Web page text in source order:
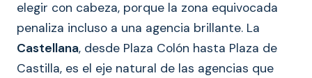
elegir con cabeza, porque la zona equivocada
penaliza incluso a una agencia brillante. La
Castellana, desde Plaza Colón hasta Plaza de
Castilla, es el eje natural de las agencias que